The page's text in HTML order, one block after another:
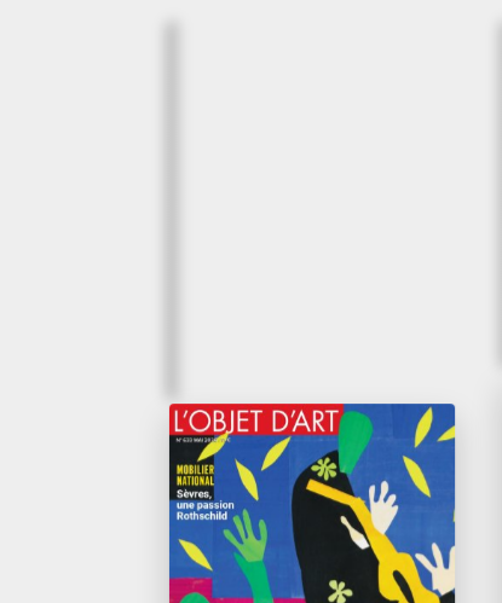
Mai 2026
L’œil d’Alexis
Bordes
L’Objet d’Art